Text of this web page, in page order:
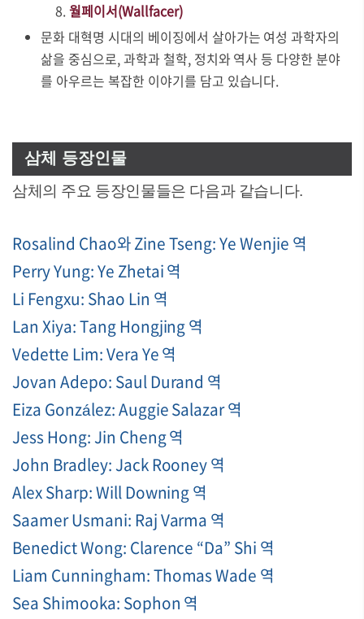
월페이서(Wallfacer)
문화 대혁명 시대의 베이징에서 살아가는 여성 과학자의
삶을 중심으로, 과학과 철학, 정치와 역사 등 다양한 분야
를 아우르는 복잡한 이야기를 담고 있습니다.
삼체 등장인물
삼체의 주요 등장인물들은 다음과 같습니다.
Rosalind Chao와 Zine Tseng: Ye Wenjie 역
Perry Yung: Ye Zhetai 역
Li Fengxu: Shao Lin 역
Lan Xiya: Tang Hongjing 역
Vedette Lim: Vera Ye 역
Jovan Adepo: Saul Durand 역
Eiza González: Auggie Salazar 역
Jess Hong: Jin Cheng 역
John Bradley: Jack Rooney 역
Alex Sharp: Will Downing 역
Saamer Usmani: Raj Varma 역
Benedict Wong: Clarence “Da” Shi 역
Liam Cunningham: Thomas Wade 역
Sea Shimooka: Sophon 역